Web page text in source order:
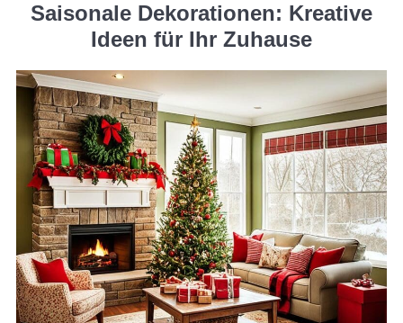
Saisonale Dekorationen: Kreative
Ideen für Ihr Zuhause